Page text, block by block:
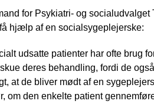
for Psykiatri- og
hjælp af en socialsygeplejerske:
udsatte patienter har ofte brug
deres behandling, fordi de
at de bliver mødt af en
om den enkelte patient